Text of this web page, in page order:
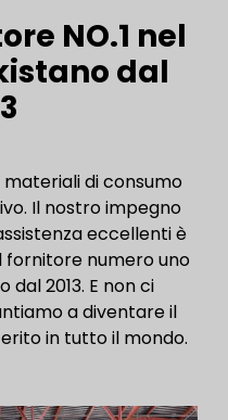
NO.1 nel
dal
di consumo
Il nostro impegno
eccellenti è
numero uno
2013. E non ci
a diventare il
in tutto il mondo.